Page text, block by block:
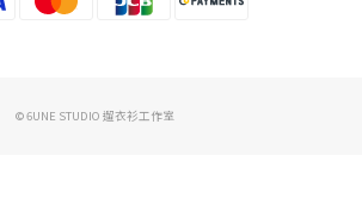
© 6UNE STUDIO 遛衣衫工作室